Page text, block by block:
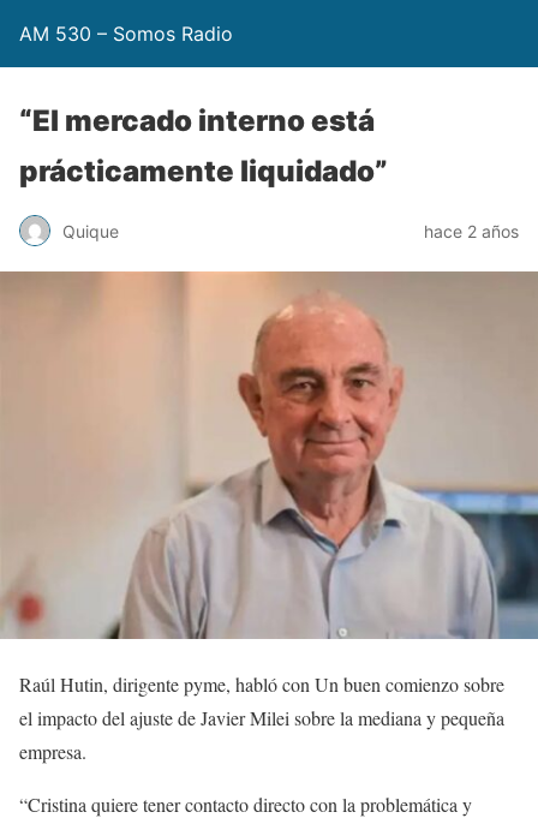
AM 530 – Somos Radio
“El mercado interno está
prácticamente liquidado”
Quique hace 2 años
Raúl Hutin, dirigente pyme, habló con Un buen comienzo sobre
el impacto del ajuste de Javier Milei sobre la mediana y pequeña
empresa.
“Cristina quiere tener contacto directo con la problemática y